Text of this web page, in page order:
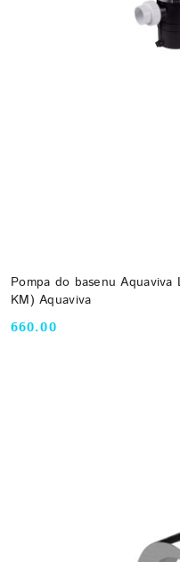
Pompa do basenu
KM) Aquaviva
Cena:
660.00